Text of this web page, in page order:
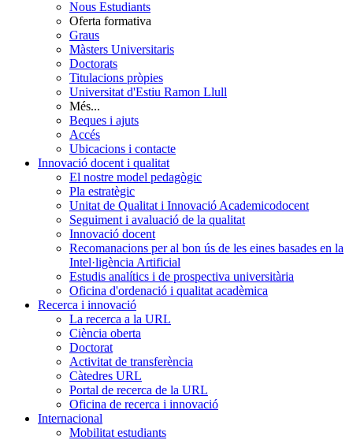
Nous Estudiants
Oferta formativa
Graus
Màsters Universitaris
Doctorats
Titulacions pròpies
Universitat d'Estiu Ramon Llull
Més...
Beques i ajuts
Accés
Ubicacions i contacte
Innovació docent i qualitat
El nostre model pedagògic
Pla estratègic
Unitat de Qualitat i Innovació Academicodocent
Seguiment i avaluació de la qualitat
Innovació docent
Recomanacions per al bon ús de les eines basades en la
Intel·ligència Artificial
Estudis analítics i de prospectiva universitària
Oficina d'ordenació i qualitat acadèmica
Recerca i innovació
La recerca a la URL
Ciència oberta
Doctorat
Activitat de transferència
Càtedres URL
Portal de recerca de la URL
Oficina de recerca i innovació
Internacional
Mobilitat estudiants